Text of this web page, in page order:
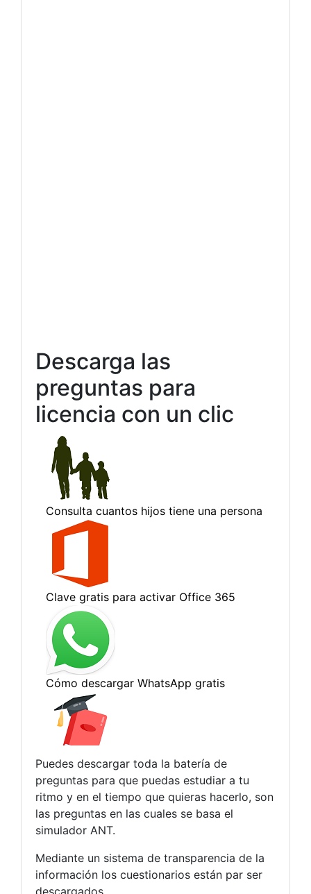
Descarga las
preguntas para
licencia con un clic
Puedes descargar toda la batería de
preguntas para que puedas estudiar a tu
ritmo y en el tiempo que quieras hacerlo, son
las preguntas en las cuales se basa el
simulador ANT.
Mediante un sistema de transparencia de la
información los cuestionarios están par ser
descargados.